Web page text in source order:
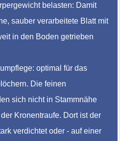
belasten: Damit
sauber verarbeitete Blatt mit
in den Boden getrieben
optimal für das
Die feinen
sich nicht in Stammnähe
Kronentraufe. Dort ist der
verdichtet oder - auf einer